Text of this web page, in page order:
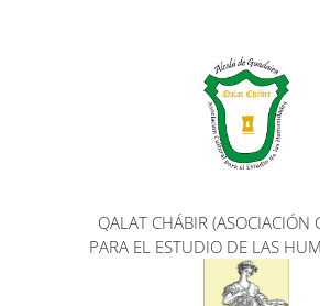
QALAT CHÁBIR (ASOCIACIÓN
PARA EL ESTUDIO DE LAS